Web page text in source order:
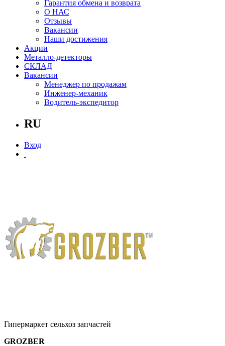
Гарантия обмена и возврата
О НАС
Отзывы
Вакансии
Наши достижения
Акции
Металло-детекторы
СКЛАД
Вакансии
Менеджер по продажам
Инженер-механик
Водитель-экспедитор
RU
Вход
Гипермаркет сельхоз запчастей
GROZBER